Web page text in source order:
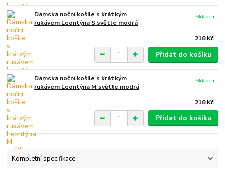
Dámská noční košile s krátkým
rukávem Leontýna S světle modrá
218 Kč
Skladem
Přidat do košíku
Dámská noční košile s krátkým
rukávem Leontýna M světle modrá
218 Kč
Skladem
Přidat do košíku
Kompletní specifikace